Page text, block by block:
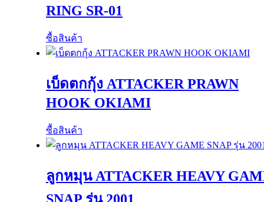
RING SR-01
ซื้อสินค้า
เบ็ดตกกุ้ง ATTACKER PRAWN
HOOK OKIAMI
ซื้อสินค้า
ลูกหมุน ATTACKER HEAVY